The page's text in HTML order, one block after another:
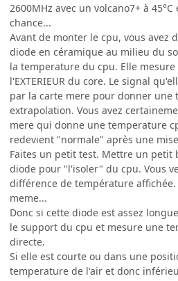
2600MHz avec un volcano7+ à
chance...
Avant de monter le cpu, vous avez
diode en céramique au milieu du
la temperature du cpu. Elle
l'EXTERIEUR du core. Le signal
par la carte mere pour donner une
extrapolation. Vous avez
mere qui donne une temperature
redevient "normale" après une
Faites un petit test. Mettre un petit
diode pour "l'isoler" du cpu. Vous
différence de température
meme...
Donc si cette diode est assez
le support du cpu et mesure une
directe.
Si elle est courte ou dans une
temperature de l'air et donc